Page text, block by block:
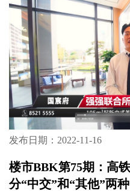
发布日期：2022-11-16
楼市BBK第75期：高
分“中交”和“其他”两种